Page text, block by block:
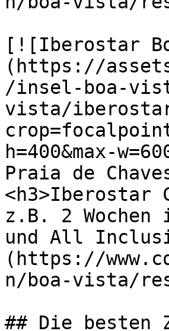
[![Iberostar
(https://
/insel-boa-
vista/
h=400&max-
Praia de
<h3>Iberostar
z.B. 2
und All
(https://
n/boa-vista/
## Die besten